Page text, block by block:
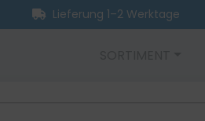
Lieferung 1–2 Werktage